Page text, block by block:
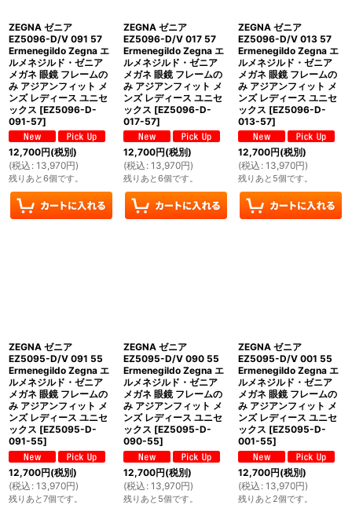
ZEGNA ゼニア
EZ5096-D/V 091 57
Ermenegildo Zegna エ
ルメネジルド・ゼニア
メガネ 眼鏡 フレームの
み アジアンフィット メ
ンズ レディース ユニセ
ックス [EZ5096-D-
091-57]
12,700円(税別)
(税込 : 13,970円)
残りあと6個です。
ZEGNA ゼニア
EZ5096-D/V 017 57
Ermenegildo Zegna エ
ルメネジルド・ゼニア
メガネ 眼鏡 フレームの
み アジアンフィット メ
ンズ レディース ユニセ
ックス [EZ5096-D-
017-57]
12,700円(税別)
(税込 : 13,970円)
残りあと6個です。
ZEGNA ゼニア
EZ5096-D/V 013 57
Ermenegildo Zegna エ
ルメネジルド・ゼニア
メガネ 眼鏡 フレームの
み アジアンフィット メ
ンズ レディース ユニセ
ックス [EZ5096-D-
013-57]
12,700円(税別)
(税込 : 13,970円)
残りあと5個です。
ZEGNA ゼニア
EZ5095-D/V 091 55
Ermenegildo Zegna エ
ルメネジルド・ゼニア
メガネ 眼鏡 フレームの
み アジアンフィット メ
ンズ レディース ユニセ
ックス [EZ5095-D-
091-55]
12,700円(税別)
(税込 : 13,970円)
残りあと7個です。
ZEGNA ゼニア
EZ5095-D/V 090 55
Ermenegildo Zegna エ
ルメネジルド・ゼニア
メガネ 眼鏡 フレームの
み アジアンフィット メ
ンズ レディース ユニセ
ックス [EZ5095-D-
090-55]
12,700円(税別)
(税込 : 13,970円)
残りあと5個です。
ZEGNA ゼニア
EZ5095-D/V 001 55
Ermenegildo Zegna エ
ルメネジルド・ゼニア
メガネ 眼鏡 フレームの
み アジアンフィット メ
ンズ レディース ユニセ
ックス [EZ5095-D-
001-55]
12,700円(税別)
(税込 : 13,970円)
残りあと2個です。